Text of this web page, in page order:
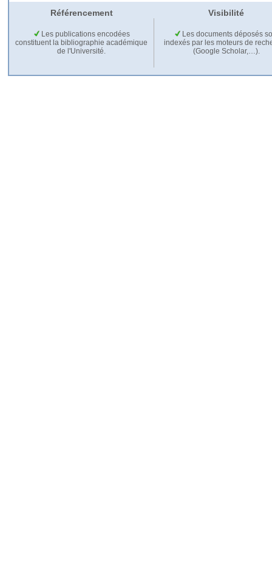
Référencement Visibilité
Les publications encodées
constituent la bibliographie académique
de l'Université.
Les documents déposés
indexés par les moteurs de
(Google Scholar,…).